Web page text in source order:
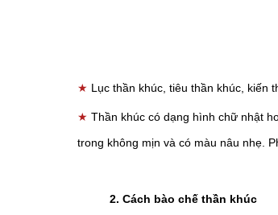
★ Lục thần khúc, tiêu thần khúc, kiến
★ Thần khúc có dạng hình chữ nhật
trong không mịn và có màu nâu nhẹ.
2. Cách bào chế thần khúc